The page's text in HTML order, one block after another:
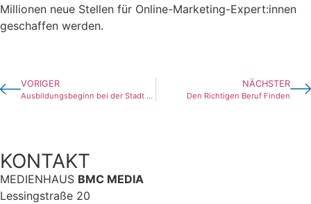
Millionen neue Stellen für Online-Marketing-Expert:innen
geschaffen werden.
VORIGER
Ausbildungsbeginn bei der Stadt Pforzheim
NÄCHSTER
Den Richtigen Beruf Finden
KONTAKT
MEDIENHAUS BMC MEDIA
Lessingstraße 20